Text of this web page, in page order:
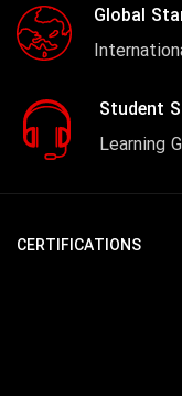
Global
Student
Learning
CERTIFICATIONS